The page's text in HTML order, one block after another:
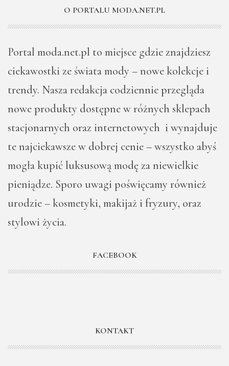
O PORTALU MODA.NET.PL
Portal moda.net.pl to miejsce gdzie znajdziesz
ciekawostki ze świata mody – nowe kolekcje i
trendy. Nasza redakcja codziennie przegląda
nowe produkty dostępne w różnych sklepach
stacjonarnych oraz internetowych i wynajduje
te najciekawsze w dobrej cenie – wszystko abyś
mogła kupić luksusową modę za niewielkie
pieniądze. Sporo uwagi poświęcamy również
urodzie – kosmetyki, makijaż i fryzury, oraz
stylowi życia.
FACEBOOK
KONTAKT